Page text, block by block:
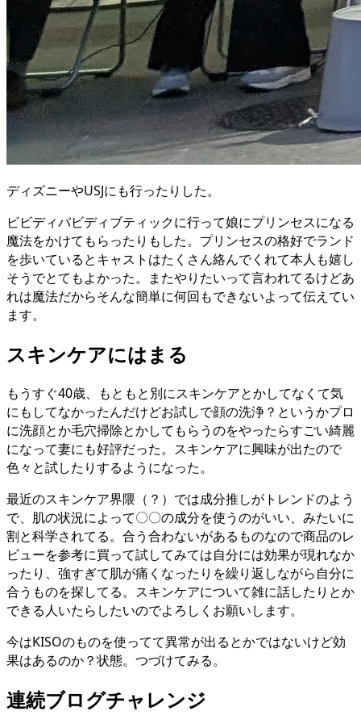
ディズニーやUSJにも行ったりした。
ビビディバビディブティックに行って娘にプリンセスになる
魔法をかけてもらったりもした。プリンセスの格好でランド
を歩いているとキャストはたくさん絡んでくれて本人も嬉し
そうでとてもよかった。またやりたいって言われてるけどあ
れは魔法だからそんな簡単に何回もできないよって伝えてい
ます。
スキンケアにはまる
もうすぐ40歳、もともと別にスキンケアとかしてなくて気
にもしてなかったんだけどお試しで顔の洗浄？というかプロ
に洗顔とか毛穴掃除とかしてもらうのをやったらすごい綺麗
になって妻にも好評だった。スキンケアに興味が出たので
色々と試したりするようになった。
最近のスキンケア界隈（？）では成分推しがトレンドのよう
で、肌の状況によって〇〇の成分を使うのがいい、みたいに
割と科学されてる。合う合わないがあるものなので商品のレ
ビューを参考に買って試してみては自分には効果が現れなか
ったり、強すぎて肌が痛くなったりを繰り返しながら自分に
合うものを探してる。スキンケアについて雑に話したりとか
できる人いたらしたいのでよろしくお願いします。
今はKISOのものを使ってて異常が出るとかではないけど効
果はあるのか？状態。つづけてみる。
連続ブログチャレンジ